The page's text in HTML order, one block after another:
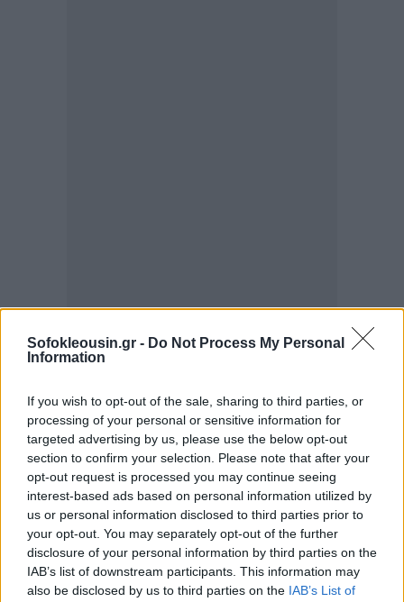
Sofokleousin.gr - Do Not Process My Personal
Information
If you wish to opt-out of the sale, sharing to third parties, or
processing of your personal or sensitive information for
targeted advertising by us, please use the below opt-out
section to confirm your selection. Please note that after your
opt-out request is processed you may continue seeing
interest-based ads based on personal information utilized by
us or personal information disclosed to third parties prior to
your opt-out. You may separately opt-out of the further
disclosure of your personal information by third parties on the
IAB’s list of downstream participants. This information may
also be disclosed by us to third parties on the IAB’s List of
Σουηδία και Φινλανδία σχεδιάζουν να
συζητήσουν με την Τουρκία για την
ένταξη τους στο ΝΑΤΟ
Σουηδία και η Φινλανδία σχεδιάζουν να συζητήσουν
με την Τουρκία αύριο Σάββατο στο Βερολίνο μετά
την αντίθετη στάση που διατύπωσε ο Τούρκος